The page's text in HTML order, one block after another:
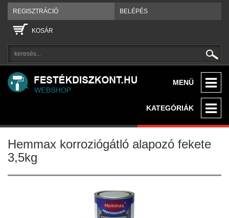
REGISZTRÁCIÓ BELÉPÉS
KOSÁR
MENÜ
KATEGÓRIÁK
Hemmax korroziógátló alapozó fekete
3,5kg